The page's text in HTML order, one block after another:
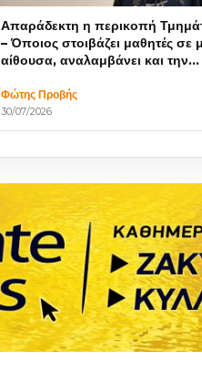
Απαράδεκτη η περικοπή
– Όποιος στοιβάζει μαθητές σε
αίθουσα, αναλαμβάνει και την
Φώτης Προβής
30/07/2026